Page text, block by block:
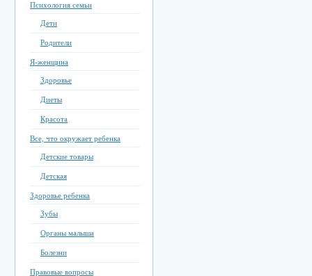
Психология семьи
Дети
Родители
Я-женщина
Здоровье
Диеты
Красота
Все, что окружает ребенка
Детские товары
Детская
Здоровье ребенка
Зубы
Органы малыша
Болезни
Правовые вопросы